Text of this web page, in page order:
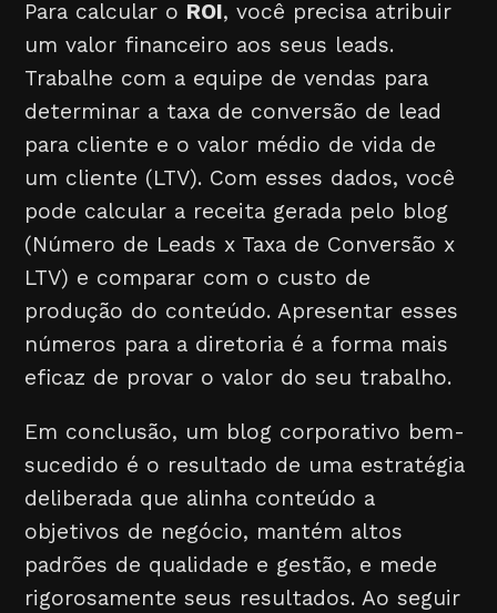
Para calcular o ROI, você precisa atribuir
um valor financeiro aos seus leads.
Trabalhe com a equipe de vendas para
determinar a taxa de conversão de lead
para cliente e o valor médio de vida de
um cliente (LTV). Com esses dados, você
pode calcular a receita gerada pelo blog
(Número de Leads x Taxa de Conversão x
LTV) e comparar com o custo de
produção do conteúdo. Apresentar esses
números para a diretoria é a forma mais
eficaz de provar o valor do seu trabalho.
Em conclusão, um blog corporativo bem-
sucedido é o resultado de uma estratégia
deliberada que alinha conteúdo a
objetivos de negócio, mantém altos
padrões de qualidade e gestão, e mede
rigorosamente seus resultados. Ao seguir